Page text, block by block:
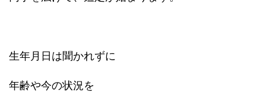
生年月日は聞かれずに
年齢や今の状況を